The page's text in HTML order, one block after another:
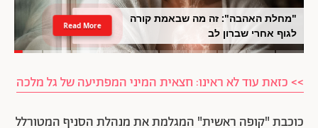
"מחלת האהבה": זה מה שבאמת קורה
לגוף אחרי שברון לב
Read More
>> כזאת עוד לא ראינו: חצאית המיני המפתיעה של גל מלכה
כוכבת "קופה ראשית" המגלמת את מנהלת הסניף המטורלל